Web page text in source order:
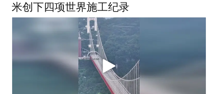
米创下四项世界施工纪录